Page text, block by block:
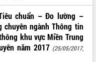
chuẩn – Đo lường –
chuyên ngành Thông tin
khu vực Miền Trung
năm 2017 (25/05/2017,